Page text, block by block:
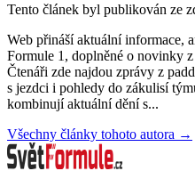
Tento článek byl publikován ze
Web přináší aktuální informace,
Formule 1, doplněné o novinky
Čtenáři zde najdou zprávy z
s jezdci i pohledy do zákulisí
kombinují aktuální dění s...
Všechny články tohoto autora →